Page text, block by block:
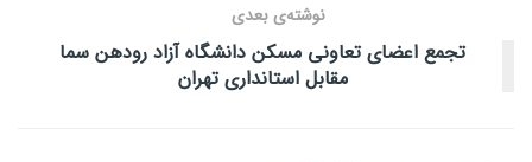
نوشته‌ی بعدی
تجمع اعضای تعاونی مسکن دانشگاه آزاد رودهن سما
مقابل استانداری تهران